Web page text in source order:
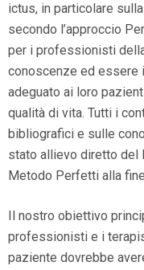
ictus, in particolare
secondo l’approccio
per i professionisti
conoscenze ed essere
adeguato ai loro
qualità di vita. Tutti i
bibliografici e sulle
stato allievo diretto del
Metodo Perfetti alla
Il nostro obiettivo
professionisti e i
paziente dovrebbe